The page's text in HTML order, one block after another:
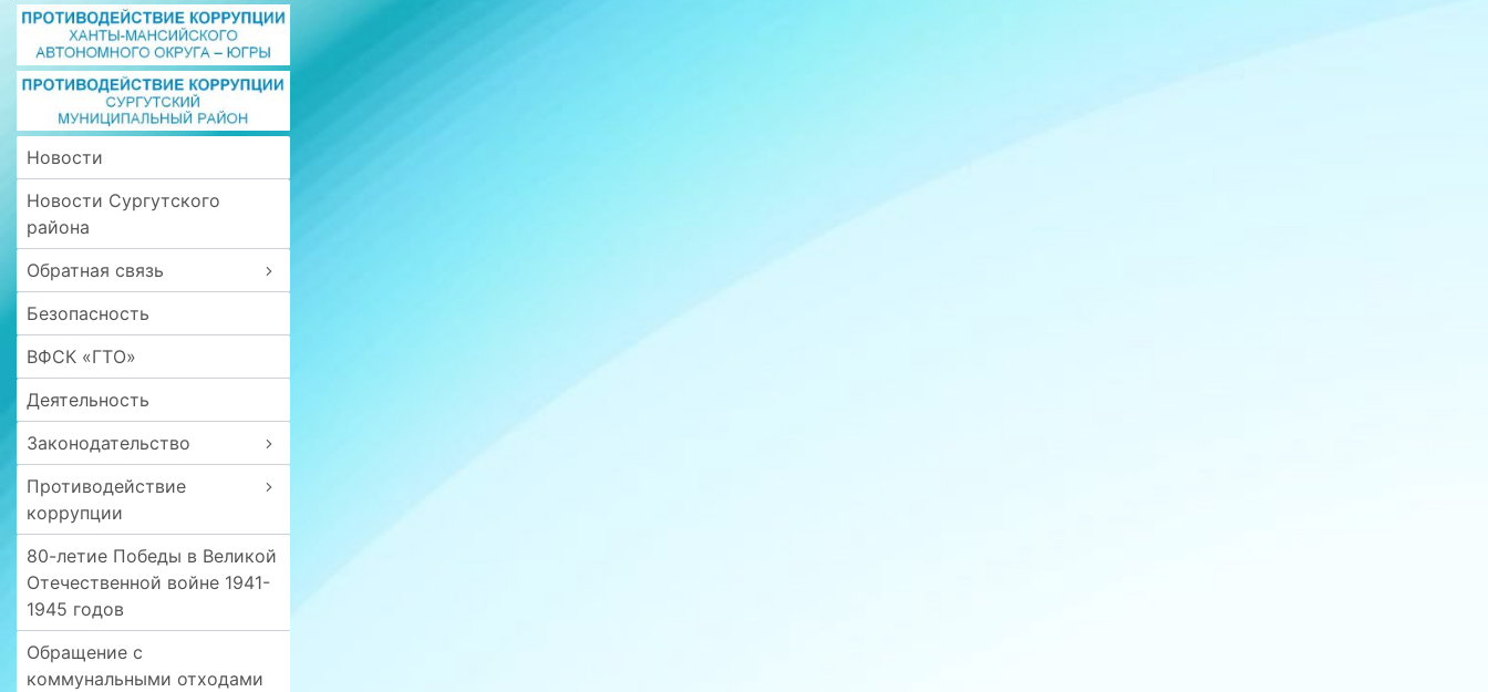
Новости
Новости Сургутского
района
Обратная связь
Безопасность
ВФСК «ГТО»
Деятельность
Законодательство
Противодействие
коррупции
80-летие Победы в Великой
Отечественной войне 1941-
1945 годов
Обращение с
коммунальными отходами